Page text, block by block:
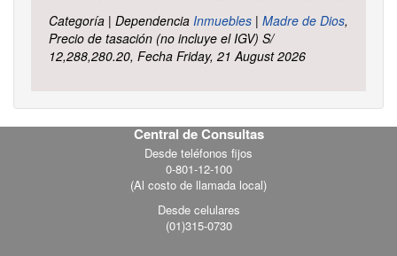
Categoría | Dependencia Inmuebles | Madre de Dios,
Precio de tasación (no incluye el IGV) S/
12,288,280.20, Fecha Friday, 21 August 2026
Central de Consultas
Desde teléfonos fijos
0-801-12-100
(Al costo de llamada local)
Desde celulares
(01)315-0730